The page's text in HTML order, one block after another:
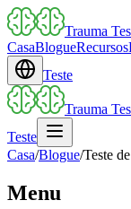
Trauma
CasaBlogueRecursos
Teste
Trauma
Teste
Casa/Blogue/Teste
Menu